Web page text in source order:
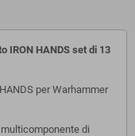
IRON HANDS set di 13
per Warhammer
di